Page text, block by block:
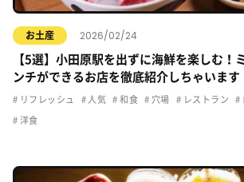
お土産 2026/02/24
【5選】小田原駅を出ずに海鮮を楽しむ！
ンチができるお店を徹底紹介しちゃいます
リフレッシュ 人気 和食 穴場 レストラン
洋食